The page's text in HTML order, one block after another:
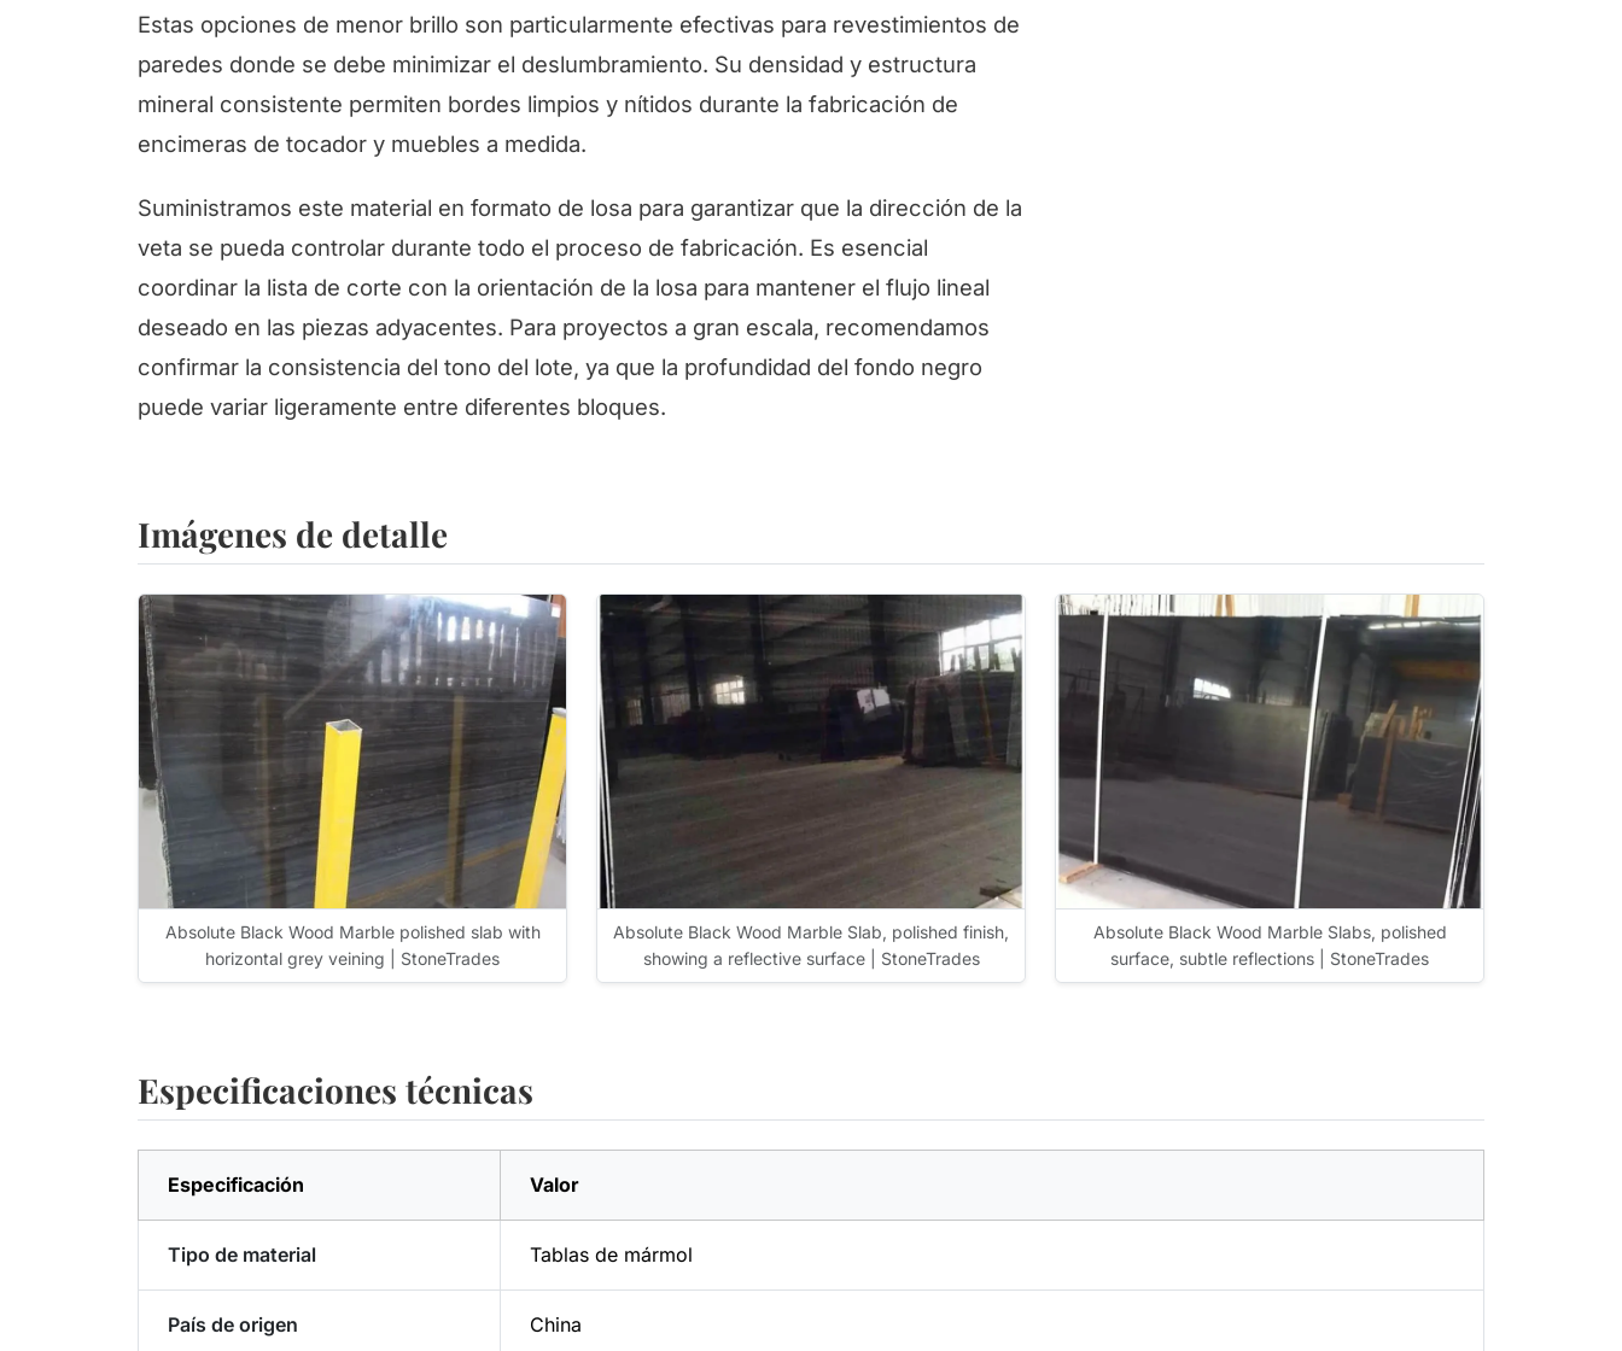
Estas opciones de menor brillo son particularmente efectivas para revestimientos de
paredes donde se debe minimizar el deslumbramiento. Su densidad y estructura
mineral consistente permiten bordes limpios y nítidos durante la fabricación de
encimeras de tocador y muebles a medida.
Suministramos este material en formato de losa para garantizar que la dirección de la
veta se pueda controlar durante todo el proceso de fabricación. Es esencial
coordinar la lista de corte con la orientación de la losa para mantener el flujo lineal
deseado en las piezas adyacentes. Para proyectos a gran escala, recomendamos
confirmar la consistencia del tono del lote, ya que la profundidad del fondo negro
puede variar ligeramente entre diferentes bloques.
Imágenes de detalle
Absolute Black Wood Marble polished slab with
horizontal grey veining | StoneTrades
Absolute Black Wood Marble Slab, polished finish,
showing a reflective surface | StoneTrades
Absolute Black Wood Marble Slabs, polished
surface, subtle reflections | StoneTrades
Especificaciones técnicas
Especificación Valor
Tipo de material Tablas de mármol
País de origen China